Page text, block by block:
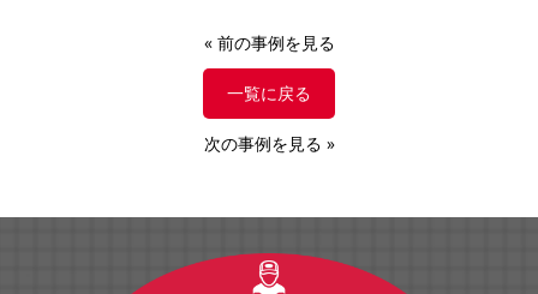
« 前の事例を見る
一覧に戻る
次の事例を見る »